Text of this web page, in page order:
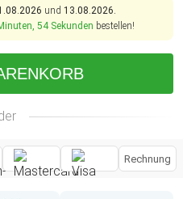
und 13.08.2026.
53 Sekunden bestellen!
Rechnung